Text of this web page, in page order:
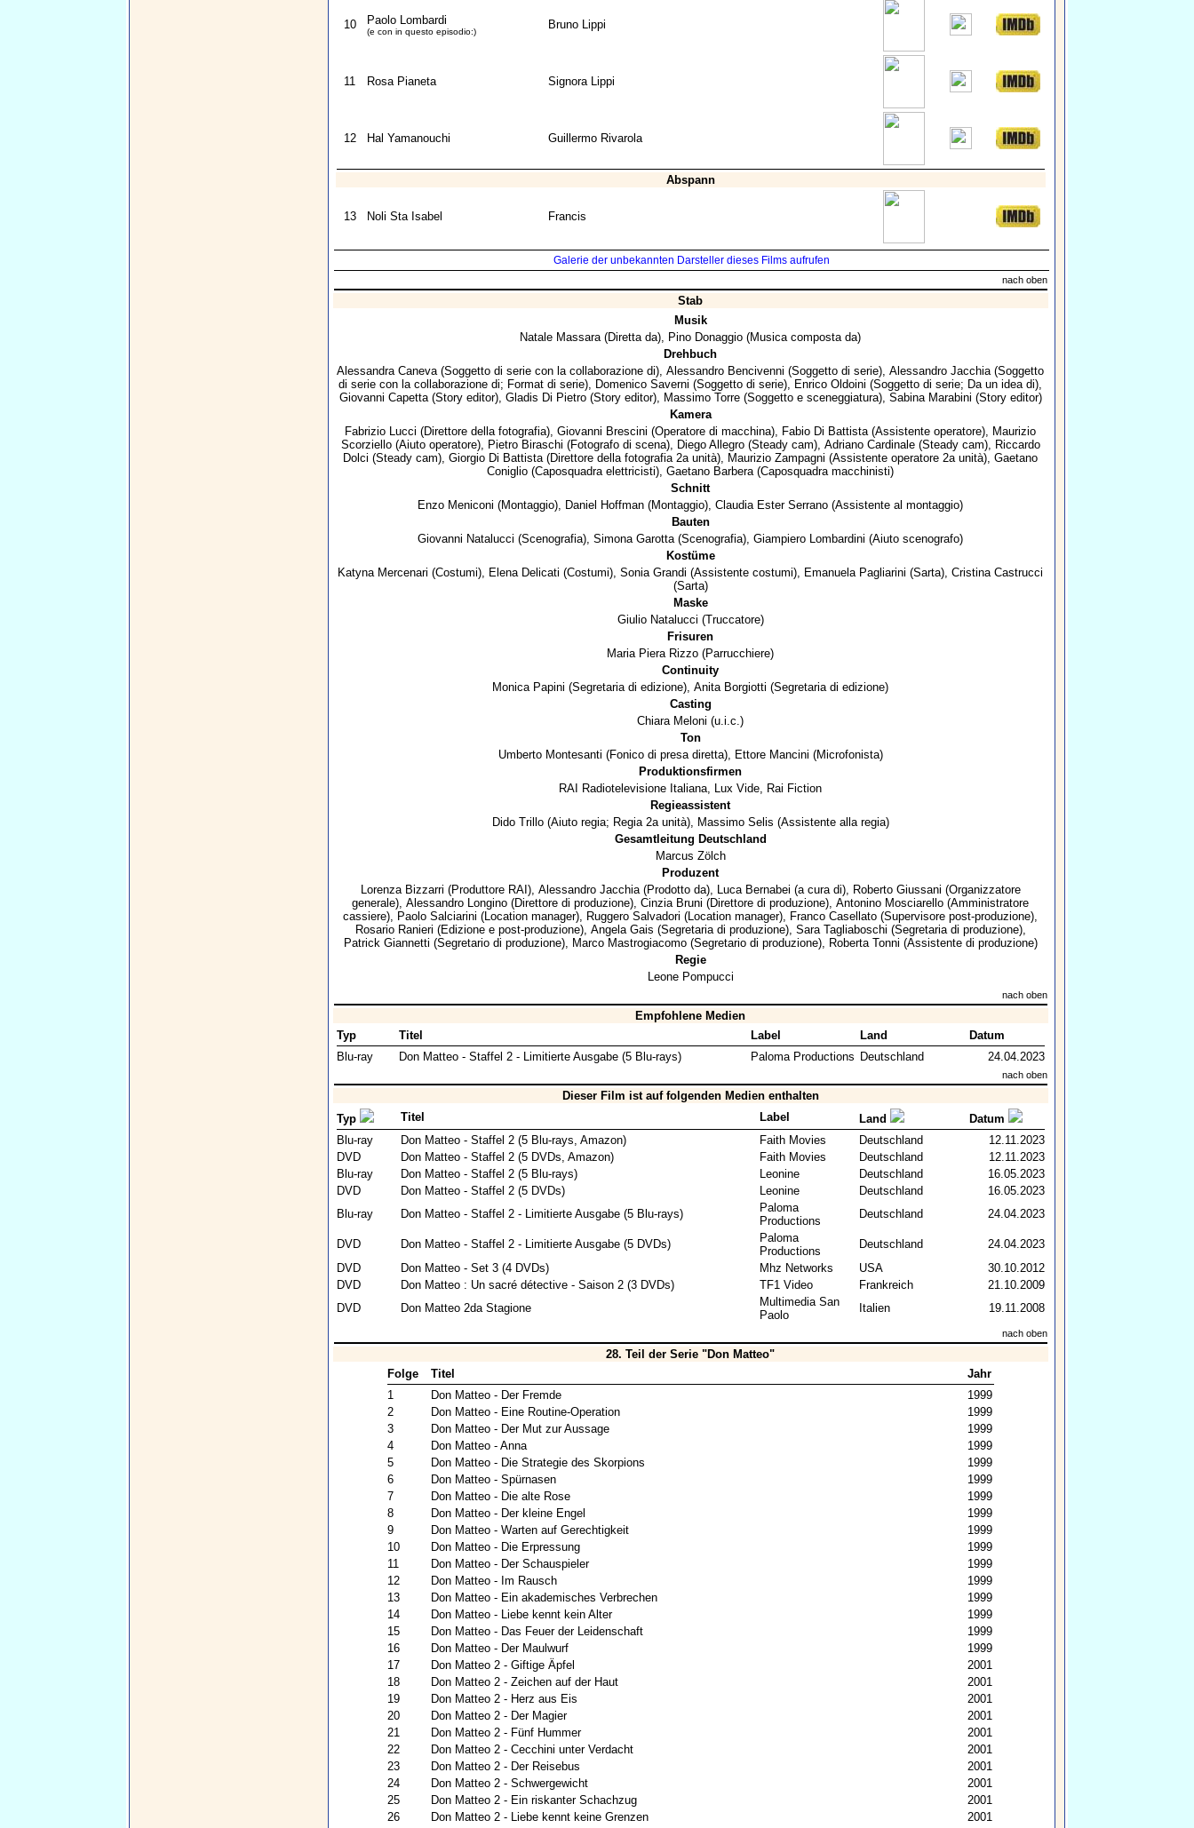
10 Paolo Lombardi
(e con in questo episodio:)
Bruno Lippi
11 Rosa Pianeta Signora Lippi
12 Hal Yamanouchi Guillermo Rivarola
Abspann
13 Noli Sta Isabel Francis
Galerie der unbekannten Darsteller dieses Films aufrufen
nach oben
Stab
Musik
Natale Massara(Diretta da), Pino Donaggio (Musica composta da)
Drehbuch
Alessandra Caneva(Soggetto di serie con la collaborazione di), Alessandro Bencivenni (Soggetto di serie), Alessandro Jacchia(Soggetto
di serie con la collaborazione di; Format di serie), Domenico Saverni (Soggetto di serie), Enrico Oldoini (Soggetto di serie; Da un idea di),
Giovanni Capetta(Story editor), Gladis Di Pietro(Story editor), Massimo Torre(Soggetto e sceneggiatura), Sabina Marabini (Story editor)
Kamera
Fabrizio Lucci (Direttore della fotografia), Giovanni Brescini (Operatore di macchina), Fabio Di Battista(Assistente operatore), Maurizio
Scorziello(Aiuto operatore), Pietro Biraschi (Fotografo di scena), Diego Allegro(Steady cam), Adriano Cardinale(Steady cam), Riccardo
Dolci (Steady cam), Giorgio Di Battista(Direttore della fotografia 2a unità), Maurizio Zampagni (Assistente operatore 2a unità), Gaetano
Coniglio (Caposquadra elettricisti), Gaetano Barbera(Caposquadra macchinisti)
Schnitt
Enzo Meniconi (Montaggio), Daniel Hoffman (Montaggio), Claudia Ester Serrano (Assistente al montaggio)
Bauten
Giovanni Natalucci (Scenografia), Simona Garotta(Scenografia), Giampiero Lombardini (Aiuto scenografo)
Kostüme
Katyna Mercenari (Costumi), Elena Delicati (Costumi), Sonia Grandi (Assistente costumi), Emanuela Pagliarini (Sarta), Cristina Castrucci
(Sarta)
Maske
Giulio Natalucci (Truccatore)
Frisuren
Maria Piera Rizzo (Parrucchiere)
Continuity
Monica Papini (Segretaria di edizione), Anita Borgiotti (Segretaria di edizione)
Casting
Chiara Meloni (u.i.c.)
Ton
Umberto Montesanti (Fonico di presa diretta), Ettore Mancini (Microfonista)
Produktionsfirmen
RAI Radiotelevisione Italiana, Lux Vide, Rai Fiction
Regieassistent
Dido Trillo(Aiuto regia; Regia 2a unità), Massimo Selis (Assistente alla regia)
Gesamtleitung Deutschland
Marcus Zölch
Produzent
Lorenza Bizzarri (Produttore RAI), Alessandro Jacchia(Prodotto da), Luca Bernabei (a cura di), Roberto Giussani (Organizzatore
generale), Alessandro Longino (Direttore di produzione), Cinzia Bruni (Direttore di produzione), Antonino Mosciarello (Amministratore
cassiere), Paolo Salciarini (Location manager), Ruggero Salvadori (Location manager), Franco Casellato (Supervisore post-produzione),
Rosario Ranieri (Edizione e post-produzione), Angela Gais (Segretaria di produzione), Sara Tagliaboschi (Segretaria di produzione),
Patrick Giannetti (Segretario di produzione), Marco Mastrogiacomo(Segretario di produzione), Roberta Tonni (Assistente di produzione)
Regie
Leone Pompucci
nach oben
Empfohlene Medien
Typ
Titel Label Land
Datum
Blu-ray
Don Matteo - Staffel 2 - Limitierte Ausgabe (5 Blu-rays) Paloma Productions Deutschland 24.04.2023
nach oben
Dieser Film ist auf folgenden Medien enthalten
Typ
Titel Label Land
Datum
Blu-ray
Don Matteo - Staffel 2 (5 Blu-rays, Amazon) Faith Movies Deutschland
12.11.2023
DVD
Don Matteo - Staffel 2 (5 DVDs, Amazon) Faith Movies Deutschland
12.11.2023
Blu-ray
Don Matteo - Staffel 2 (5 Blu-rays) Leonine Deutschland
16.05.2023
DVD
Don Matteo - Staffel 2 (5 DVDs) Leonine Deutschland
16.05.2023
Blu-ray
Don Matteo - Staffel 2 - Limitierte Ausgabe (5 Blu-rays)
Paloma
Productions
Deutschland 24.04.2023
DVD Don Matteo - Staffel 2 - Limitierte Ausgabe (5 DVDs)
Paloma
Productions
Deutschland
24.04.2023
DVD
Don Matteo - Set 3 (4 DVDs) Mhz Networks USA
30.10.2012
DVD
Don Matteo : Un sacré détective - Saison 2 (3 DVDs) TF1 Video Frankreich
21.10.2009
DVD
Don Matteo 2da Stagione
Multimedia San
Paolo
Italien 19.11.2008
nach oben
28. Teil der Serie "Don Matteo"
Folge
Titel
Jahr
1
Don Matteo - Der Fremde
1999
2
Don Matteo - Eine Routine-Operation
1999
3
Don Matteo - Der Mut zur Aussage
1999
4
Don Matteo - Anna
1999
5
Don Matteo - Die Strategie des Skorpions
1999
6
Don Matteo - Spürnasen
1999
7
Don Matteo - Die alte Rose
1999
8
Don Matteo - Der kleine Engel
1999
9
Don Matteo - Warten auf Gerechtigkeit
1999
10
Don Matteo - Die Erpressung
1999
11
Don Matteo - Der Schauspieler
1999
12
Don Matteo - Im Rausch
1999
13
Don Matteo - Ein akademisches Verbrechen
1999
14
Don Matteo - Liebe kennt kein Alter
1999
15
Don Matteo - Das Feuer der Leidenschaft
1999
16
Don Matteo - Der Maulwurf
1999
17
Don Matteo 2 - Giftige Äpfel
2001
18
Don Matteo 2 - Zeichen auf der Haut
2001
19
Don Matteo 2 - Herz aus Eis
2001
20
Don Matteo 2 - Der Magier
2001
21
Don Matteo 2 - Fünf Hummer
2001
22
Don Matteo 2 - Cecchini unter Verdacht
2001
23
Don Matteo 2 - Der Reisebus
2001
24
Don Matteo 2 - Schwergewicht
2001
25
Don Matteo 2 - Ein riskanter Schachzug
2001
26
Don Matteo 2 - Liebe kennt keine Grenzen
2001